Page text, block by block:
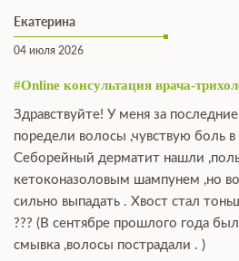
Екатерина
04 июля 2026
#Online консультация врача-
Здравствуйте! У меня за
поредели волосы ,чувствую боль
Себорейный дерматит нашли
кетоконазоловым шампунем ,но
сильно выпадать . Хвост стал
??? (В сентябре прошлого года
смывка ,волосы пострадали . )